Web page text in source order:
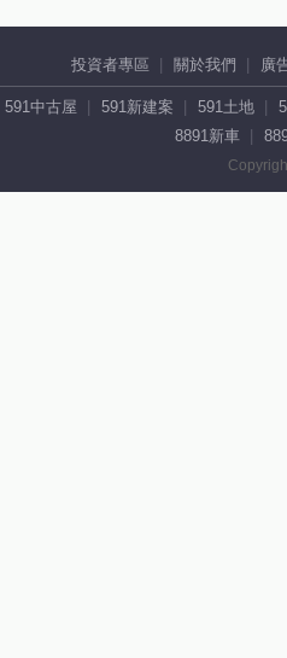
投資者專區 關於我們 廣
591中古屋 591新建案 591土地
8891新車